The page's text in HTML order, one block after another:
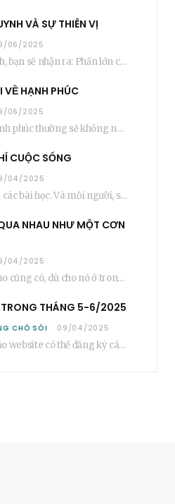
VÀ SỰ THIÊN VỊ
06/2025
Khi bạn đủ trưởng thành, bạn sẽ nhận ra: Phần lớn các bậc phụ huynh…
HẠNH PHÚC
06/2025
Những người thật sự hạnh phúc thường sẽ không nói cụ thể rằng bạn “phải”…
CUỘC SỐNG
04/2025
Cuộc sống là một chuỗi các bài học. Và mỗi người, sẽ phải học rất…
NHAU NHƯ MỘT CƠN
04/2025
Hiểu lầm trên đời lúc nào cũng có, dù cho nó ở trong một mối…
TRONG THÁNG 5-6/2025
CHÓ SÓI 09/04/2025
Các bạn đang tham khảo website có thể đăng ký các khoá học cơ bản…